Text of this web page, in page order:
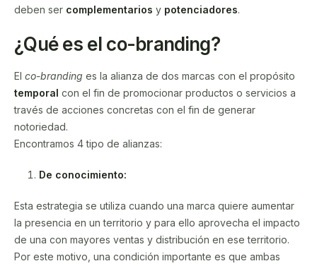
deben ser complementarios y potenciadores.
¿Qué es el co-branding?
El co-branding es la alianza de dos marcas con el propósito
temporal con el fin de promocionar productos o servicios a
través de acciones concretas con el fin de generar
notoriedad.
Encontramos 4 tipo de alianzas:
De conocimiento:
Esta estrategia se utiliza cuando una marca quiere aumentar
la presencia en un territorio y para ello aprovecha el impacto
de una con mayores ventas y distribución en ese territorio.
Por este motivo, una condición importante es que ambas